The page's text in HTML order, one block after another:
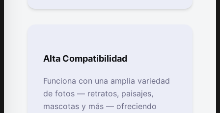
Alta Compatibilidad
Funciona con una amplia variedad
de fotos — retratos, paisajes,
mascotas y más — ofreciendo